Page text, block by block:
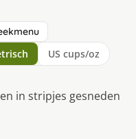
US cups/oz
in stripjes gesneden